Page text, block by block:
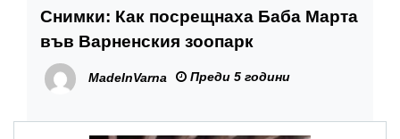
Снимки: Как посрещнаха Баба Марта
във Варненския зоопарк
MadeInVarna Преди 5 години